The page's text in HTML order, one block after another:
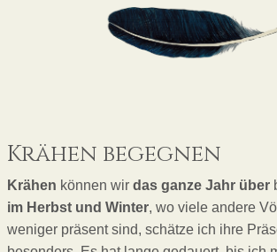
Krähen begegnen
Krähen können wir das ganze Jahr über
im Herbst und Winter, wo viele andere
weniger präsent sind, schätze ich ihre